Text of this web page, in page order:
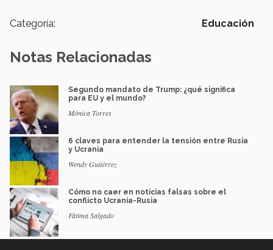
Categoría: Educación
Notas Relacionadas
Segundo mandato de Trump: ¿qué significa
para EU y el mundo?
Mónica Torres
6 claves para entender la tensión entre Rusia
y Ucrania
Wendy Gutiérrez
Cómo no caer en noticias falsas sobre el
conflicto Ucrania-Rusia
Fátima Salgado